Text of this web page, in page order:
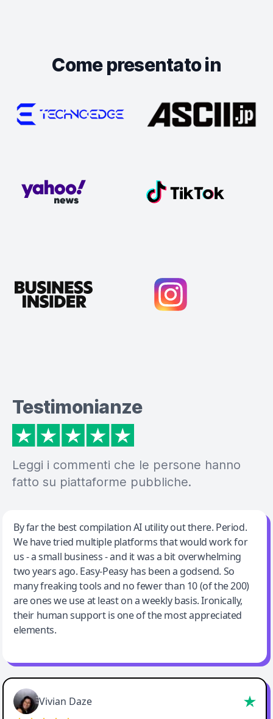
Come presentato in
Testimonianze
Leggi i commenti che le persone hanno
fatto su piattaforme pubbliche.
Jeff Wilson
By far the best compilation AI utility
By far the best compilation AI utility out there. Period.
We have tried multiple platforms that would work for
us - a small business - and it was a bit overwhelming
two years ago. Easy-Peasy has been a godsend. So
many freaking tools and no fewer than 10 (of the 200)
are ones we use at least on a weekly basis. Ironically,
their human support is one of the most appreciated
elements.
Vivian Daze